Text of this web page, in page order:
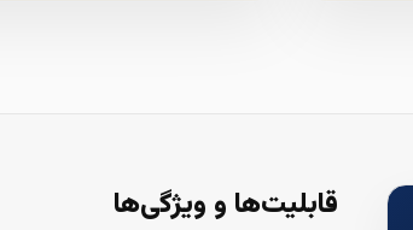
قابلیت‌ها و ویژگی‌ها